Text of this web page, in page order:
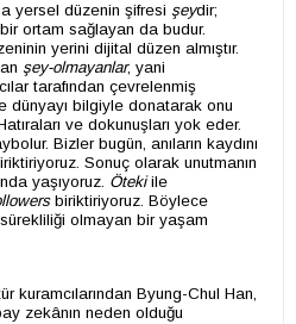
yersel düzenin şifresi şeydir;
ortam sağlayan da budur.
yerini dijital düzen almıştır.
şey-olmayanlar, yani
tarafından çevrelenmiş
dünyayı bilgiyle donatarak onu
ve dokunuşları yok eder.
Bizler bugün, anıların kaydını
Sonuç olarak unutmanın
yaşıyoruz. Ötekiile
biriktiriyoruz. Böylece
olmayan bir yaşam
kuramcılarından Byung-Chul Han,
zekânın neden olduğu